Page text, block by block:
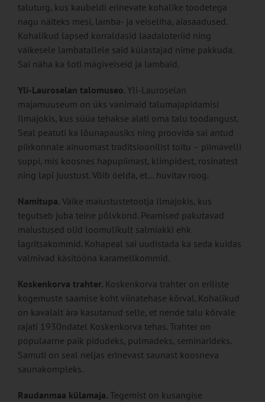
taluturg, kus kaubeldi erinevate kohalike toodetega
nagu näiteks mesi, lamba- ja veiseliha, aiasaadused.
Kohalikud lapsed korraldasid laadaloteriid ning
väikesele lambatallele said külastajad nime pakkuda.
Sai näha ka šoti mägiveiseid ja lambaid.
Yli-Lauroselan talomuseo. Yli-Lauroselan
majamuuseum on üks vanimaid talumajapidamisi
Ilmajokis, kus süüa tehakse alati oma talu toodangust.
Seal peatuti ka lõunapausiks ning proovida sai antud
piirkonnale ainuomast traditsioonilist toitu – piimävelli
suppi, mis koosnes hapupiimast, klimpidest, rosinatest
ning lapi juustust. Võib öelda, et… huvitav roog.
Namitupa. Väike maiustustetootja Ilmajokis, kus
tegutseb juba teine põlvkond. Peamised pakutavad
maiustused olid loomulikult salmiakki ehk
lagritsakommid. Kohapeal sai uudistada ka seda kuidas
valmivad käsitööna karamellkommid.
Koskenkorva trahter. Koskenkorva trahter on eriliste
kogemuste saamise koht viinatehase kõrval. Kohalikud
on kavalalt ära kasutanud selle, et nende talu kõrvale
rajati 1930ndatel Koskenkorva tehas. Trahter on
populaarne paik pidudeks, pulmadeks, seminarideks.
Samuti on seal neljas erinevast saunast koosneva
saunakompleks.
Raudanmaa külamaja. Tegemist on kusangise